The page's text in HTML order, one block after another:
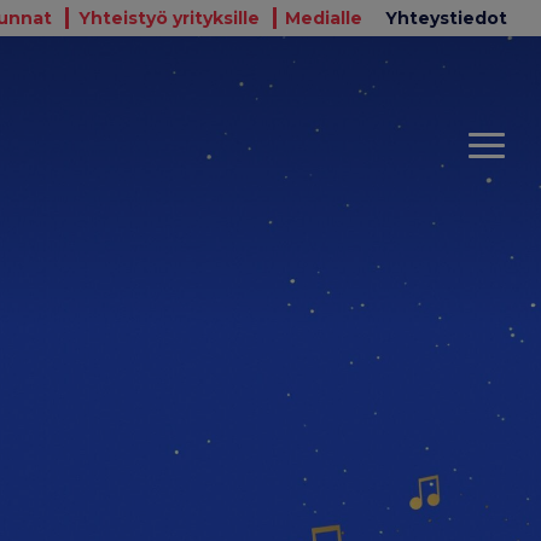
Yhteistyö yrityksille Medialle Yhteystiedot